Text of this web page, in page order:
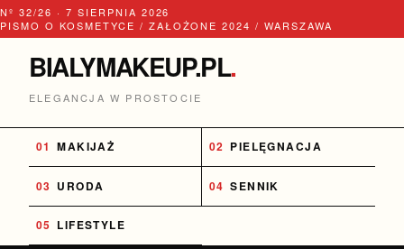
Nº 32/26 · 7 SIERPNIA 2026
PISMO O KOSMETYCE / ZAŁOŻONE 2024 / WARSZAWA
BIALYMAKEUP.PL.
ELEGANCJA W PROSTOCIE
MAKIJAŻ PIELĘGNACJA
URODA SENNIK
LIFESTYLE